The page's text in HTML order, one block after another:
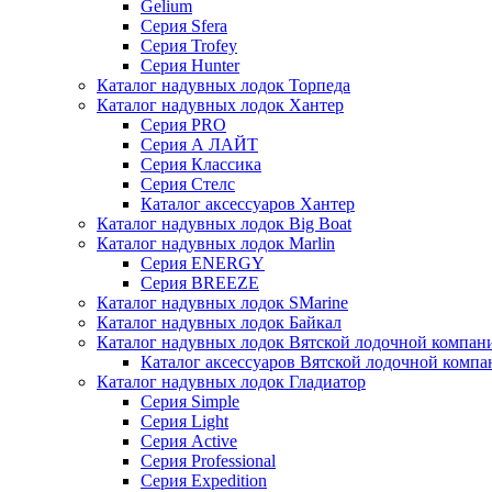
Gelium
Серия Sfera
Серия Trofey
Серия Hunter
Каталог надувных лодок Торпеда
Каталог надувных лодок Хантер
Серия PRO
Серия А ЛАЙТ
Серия Классика
Серия Стелс
Каталог аксессуаров Хантер
Каталог надувных лодок Big Boat
Каталог надувных лодок Marlin
Серия ENERGY
Серия BREEZE
Каталог надувных лодок SMarine
Каталог надувных лодок Байкал
Каталог надувных лодок Вятской лодочной
Каталог аксессуаров Вятской лодочной
Каталог надувных лодок Гладиатор
Серия Simple
Серия Light
Серия Active
Серия Professional
Серия Expedition